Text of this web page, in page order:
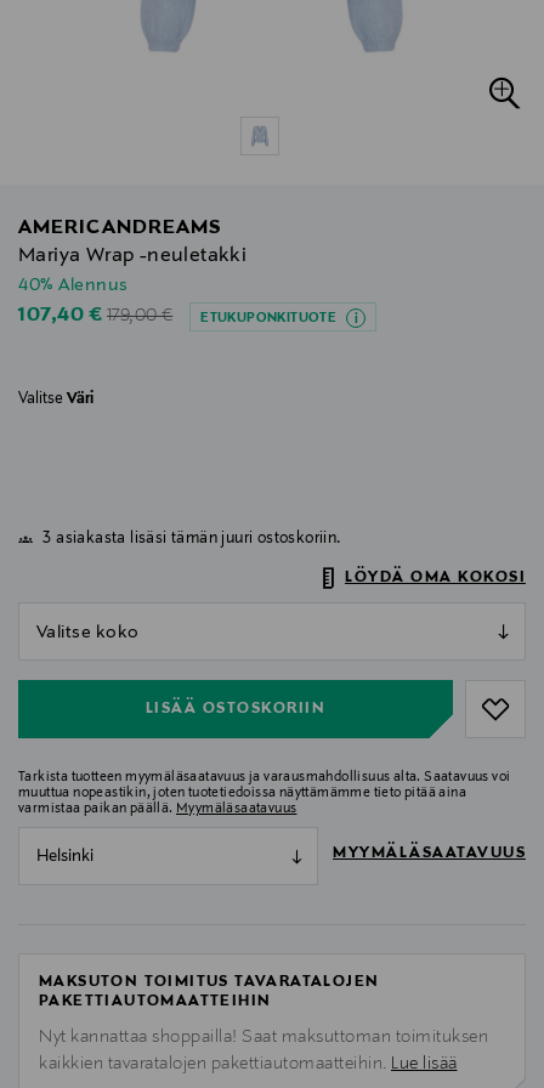
AMERICANDREAMS
Mariya Wrap -neuletakki
40% Alennus
Discounted Price
107,40 €Original Price
179,00 € ETUKUPONKITUOTE
Valitse Väri
3 asiakasta lisäsi tämän juuri ostoskoriin.
LÖYDÄ OMA KOKOSI
LISÄÄ OSTOSKORIIN
Tarkista tuotteen myymäläsaatavuus ja varausmahdollisuus alta. Saatavuus voi
muuttua nopeastikin, joten tuotetiedoissa näyttämämme tieto pitää aina
varmistaa paikan päällä. Myymäläsaatavuus
Helsinki MYYMÄLÄSAATAVUUS
MAKSUTON TOIMITUS TAVARATALOJEN
PAKETTIAUTOMAATTEIHIN
Nyt kannattaa shoppailla! Saat maksuttoman toimituksen
kaikkien tavaratalojen pakettiautomaatteihin. Lue lisää